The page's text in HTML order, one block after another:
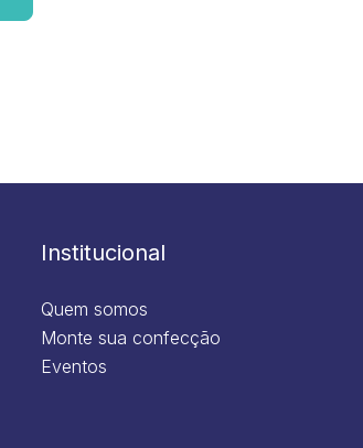
Institucional
Quem somos
Monte sua confecção
Eventos